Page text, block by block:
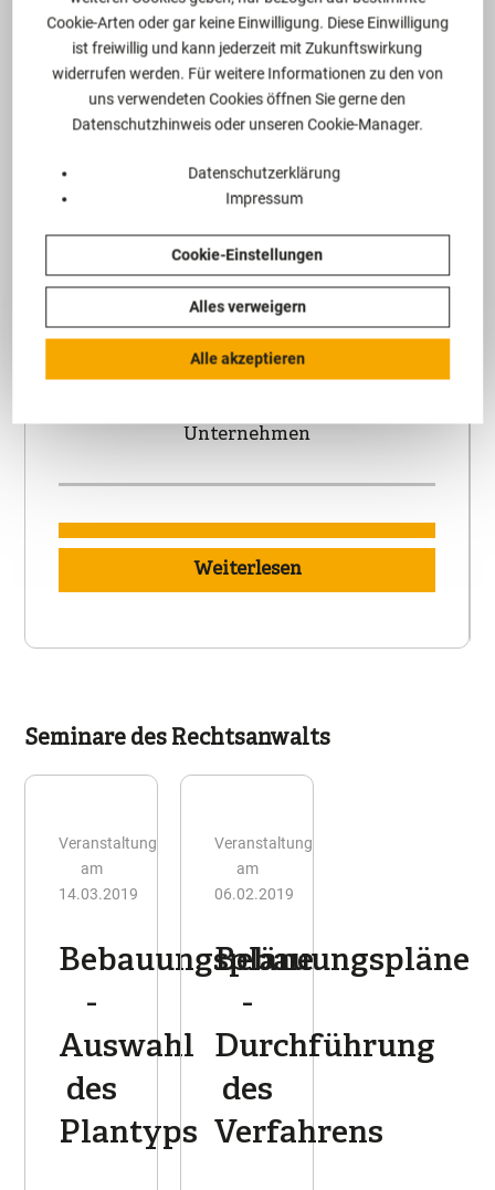
auf
Grundbuchberichtigung
ab und streitet
erfolgreich für den
Rheinfels im Eigentum
der Stadt St. Goar
26.06.2019
Unternehmen
Weiterlesen
Seminare des Rechtsanwalts
Veranstaltung
am
14.03.2019
Bebauungspläne
-
Auswahl
des
Plantyps
Veranstaltung
am
06.02.2019
Bebauungspläne
-
Durchführung
des
Verfahrens
Cookie-Arten oder gar keine Einwilligung. Diese Einwilligung
ist freiwillig und kann jederzeit mit Zukunftswirkung
widerrufen werden. Für weitere Informationen zu den von
uns verwendeten Cookies öffnen Sie gerne den
Datenschutzhinweis oder unseren Cookie-Manager.
Datenschutzerklärung
Impressum
Cookie-Einstellungen
Alles verweigern
Alle akzeptieren